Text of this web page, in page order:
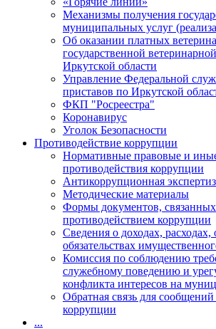
Механизмы получения
муниципальных услуг
Об оказании платных
государственной
Иркутской области
Управление Федеральной
приставов по Иркутской
ФКП "Росреестра"
Коронавирус
Уголок Безопасности
Противодействие коррупции
Нормативные правовые и
противодействия коррупции
Антикоррупционная
Методические материалы
Формы документов,
противодействием коррупции
Сведения о доходах,
обязательствах
Комиссия по соблюдению
служебному поведению и
конфликта интересов на
Обратная связь для
коррупции
...